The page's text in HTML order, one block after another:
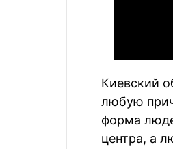
Киевский
любую
форма
центра, а